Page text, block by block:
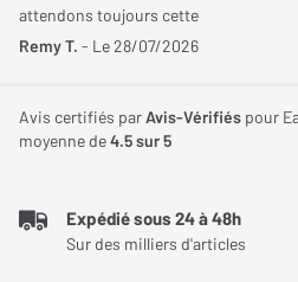
attendons toujours cette
aide!!!!. Cordialement
Remy T. - Le 28/07/2026
Avis certifiés parAvis-Vérifiés pour
moyenne de4.5sur 5
Expédié sous 24 à 48h
Sur des milliers d'articles